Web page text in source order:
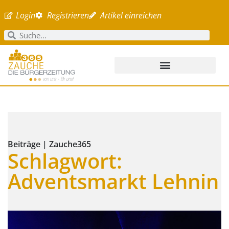
Login Registrieren Artikel einreichen
Beiträge | Zauche365
Schlagwort:
Adventsmarkt Lehnin